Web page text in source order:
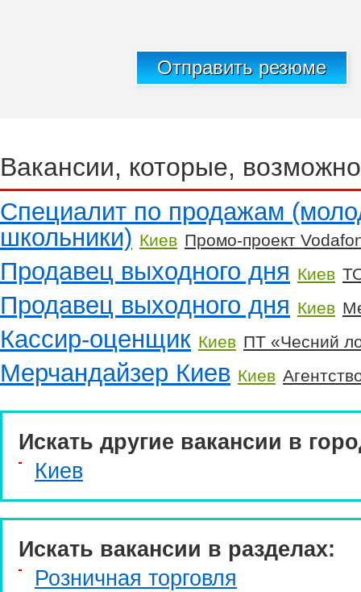
Отправить резюме
Вакансии, которые,
Специалит по продажам
школьники) Киев Промо-проект
Продавец выходного дня Киев
Продавец выходного дня Киев
Кассир-оценщик Киев ПТ «Чесний
Мерчандайзер Киев Киев
Искать другие вакансии в
Киев
Искать вакансии в разделах:
Розничная торговля